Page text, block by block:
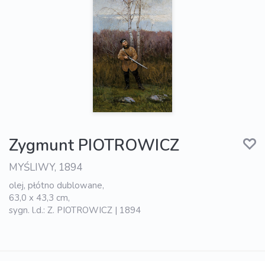
Zygmunt PIOTROWICZ
MYŚLIWY, 1894
olej, płótno dublowane,
63,0 x 43,3 cm,
sygn. l.d.: Z. PIOTROWICZ | 1894